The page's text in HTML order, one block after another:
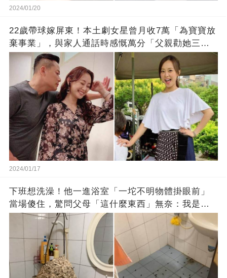
2024/01/20
22歲帶球嫁屏東！本土劇女星曾月收7萬「為寶寶放
棄事業」，與家人通話時感慨萬分「父親勸她三
思」：只有過一次眼淚
2024/01/17
下班想洗澡！他一進浴室「一坨不明物體掛眼前」
當場傻住，驚問父母「這什麼東西」無奈：我是親
生的嗎？